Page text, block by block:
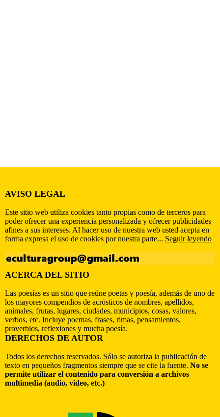
AVISO LEGAL
Este sitio web utiliza cookies tanto propias como de terceros para
poder ofrecer una experiencia personalizada y ofrecer publicidades
afines a sus intereses. Al hacer uso de nuestra web usted acepta en
forma expresa el uso de cookies por nuestra parte... Seguir leyendo
ACERCA DEL SITIO
Las poesías es un sitio que reúne poetas y poesía, además de uno de
los mayores compendios de acrósticos de nombres, apellidos,
animales, frutas, lugares, ciudades, municipios, cosas, valores,
verbos, etc. Incluye poemas, frases, rimas, pensamientos,
proverbios, reflexiones y mucha poesía.
DERECHOS DE AUTOR
Todos los derechos reservados. Sólo se autoriza la publicación de
texto en pequeños fragmentos siempre que se cite la fuente. No se
permite utilizar el contenido para conversión a archivos
multimedia (audio, video, etc.)